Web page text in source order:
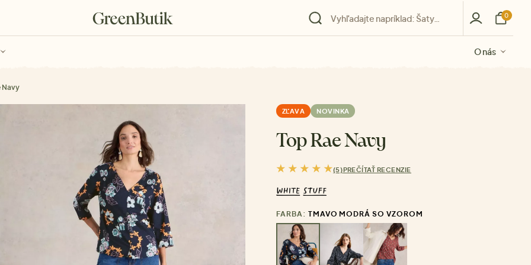
O nás
O nás
O nás
O nás
O nás
0
Navy
ZĽAVA NOVINKA
Top Rae Navy
(5)PREČÍTAŤ RECENZIE
FARBA: TMAVO MODRÁ SO VZOROM